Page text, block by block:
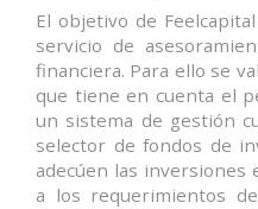
El objetivo de
servicio de
financiera. Para ello se
que tiene en cuenta el
un sistema de gestión
selector de fondos de
adecúen las inversiones
a los requerimientos